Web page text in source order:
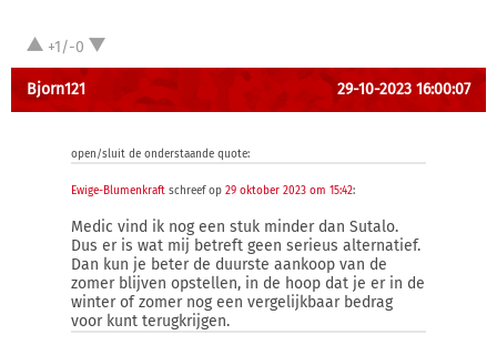
+1/-0
Bjorn121 29-10-2023 16:00:07
open/sluit de onderstaande quote:
Ewige-Blumenkraft schreef op 29 oktober 2023 om 15:42:
Medic vind ik nog een stuk minder dan Sutalo.
Dus er is wat mij betreft geen serieus alternatief.
Dan kun je beter de duurste aankoop van de
zomer blijven opstellen, in de hoop dat je er in de
winter of zomer nog een vergelijkbaar bedrag
voor kunt terugkrijgen.